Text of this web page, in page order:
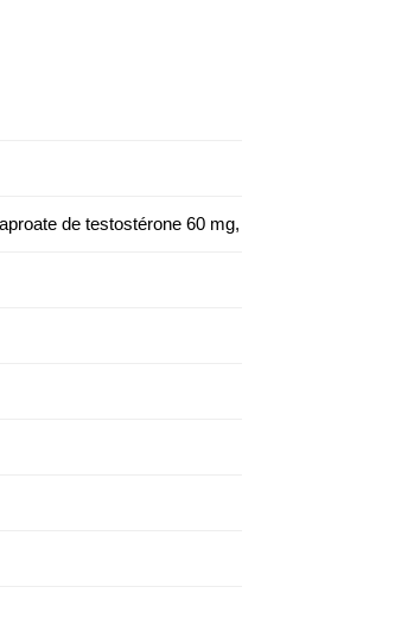
de testostérone 60 mg, Décanoate de